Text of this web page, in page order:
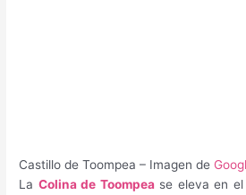
Castillo de Toompea – Imagen de
La Colina de Toompease eleva en el